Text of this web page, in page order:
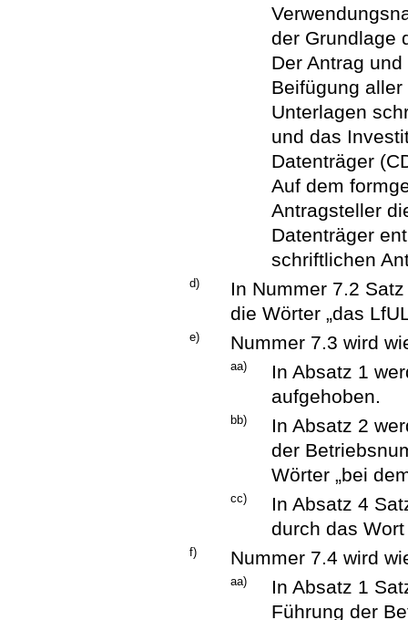
der Grundlage
Der Antrag
Beifügung
Unterlagen
und das
Datenträger
Auf dem
Antragsteller
Datenträger
schriftlichen
d)
In Nummer 7.2
die Wörter „das
e) Nummer 7.3 wird
aa)
In Absatz 1
aufgehoben.
bb)
In Absatz 2
der
Wörter „bei
cc)
In Absatz 4
durch das Wort
f) Nummer 7.4 wird
aa)
In Absatz 1
Führung der